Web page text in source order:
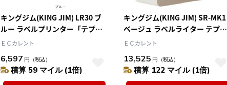
キングジム(KING JIM) LR30 ブ
ルー ラベルプリンター「テプ
ラ」Lite スマホ専用ラベルプリ
ＥＣカレント
6,597 円 （税込）
積算 59 マイル (1倍)
キングジム(KING JIM) SR-MK1
ベージュ ラベルライター テプラ
PRO スマホ接続専用 24mm幅対
ＥＣカレント
13,525 円 （税込）
積算 122 マイル (1倍)